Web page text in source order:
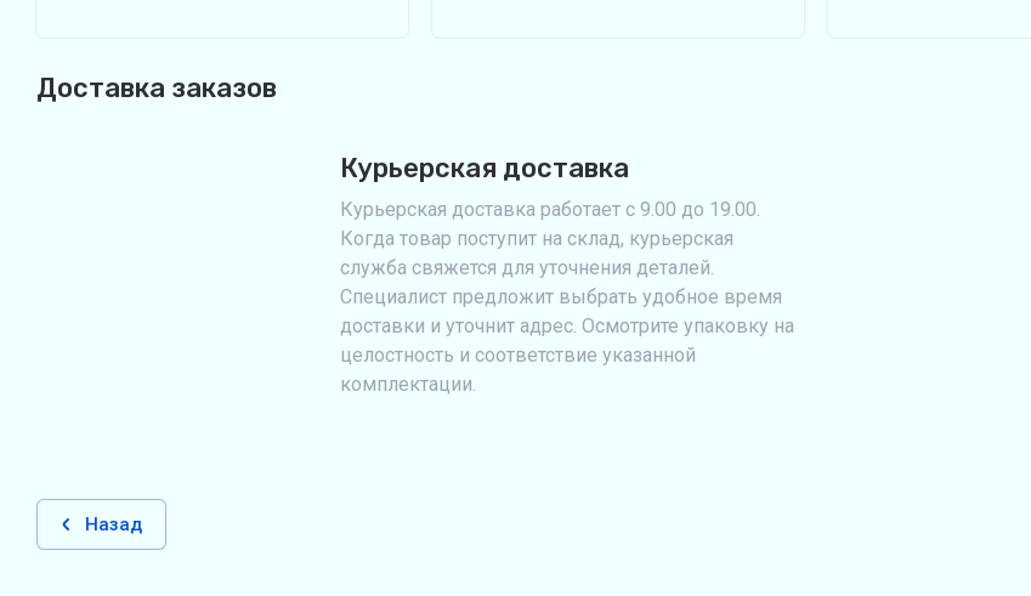
Доставка заказов
Курьерская доставка
Курьерская доставка работает с 9.00 до 19.00.
Когда товар поступит на склад, курьерская
служба свяжется для уточнения деталей.
Специалист предложит выбрать удобное время
доставки и уточнит адрес. Осмотрите упаковку на
целостность и соответствие указанной
комплектации.
Назад